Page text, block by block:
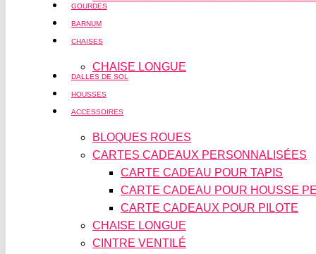
GOURDES
BARNUM
CHAISES
CHAISE LONGUE
DALLES DE SOL
HOUSSES
ACCESSOIRES
BLOQUES ROUES
CARTES CADEAUX PERSONNALISÉES
CARTE CADEAU POUR TAPIS
CARTE CADEAU POUR HOUSSE
CARTE CADEAUX POUR PILOTE
CHAISE LONGUE
CINTRE VENTILÉ